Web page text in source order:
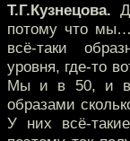
Т.Г.Кузнецова.
потому что мы…
всё-таки
уровня, где-то
Мы и в 50, и
образами
У них всё-